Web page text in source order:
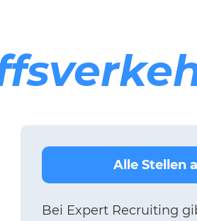
Alle Stellen
Bei Expert Recruiting